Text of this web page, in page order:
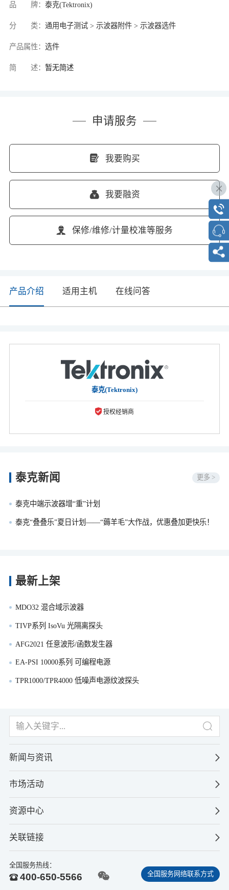
品 牌： 泰克(Tektronix)
分 类： 通用电子测试 > 示波器附件 > 示波器选件
产品属性： 选件
简 述： 暂无简述
申请服务
我要购买
我要融资
保修/维修/计量校准等服务
产品介绍 适用主机 在线问答
泰克(Tektronix)
授权经销商
泰克新闻 更多 >
泰克中端示波器增“重”计划
泰克“叠叠乐”夏日计划——“薅羊毛”大作战，优惠叠加更快乐！
最新上架
MDO32 混合域示波器
TIVP系列 IsoVu 光隔离探头
AFG2021 任意波形/函数发生器
EA-PSI 10000系列 可编程电源
TPR1000/TPR4000 低噪声电源纹波探头
新闻与资讯
市场活动
资源中心
关联链接
全国服务热线：
400-650-5566 全国服务网络联系方式